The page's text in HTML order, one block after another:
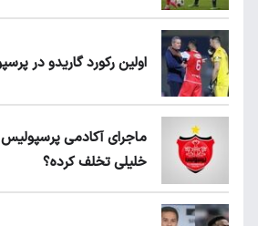
اولین رکورد گاریدو در
ماجرای آکادمی
خلیلی تخلف کرده؟